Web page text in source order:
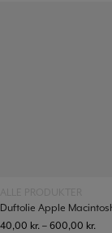
Duftolie Apple
40,00 kr. – 600,00 kr.